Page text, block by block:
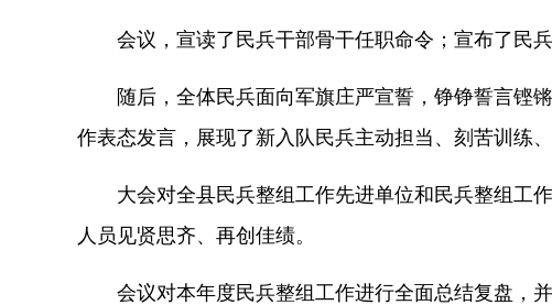
会议 ，宣读了 民兵干部骨干任职命令；宣布了 民
随后，全体民兵面向军旗庄严宣誓，铮铮誓言铿
作表态发言，展现了新入队民兵主动担当、刻苦训练
大会对全县民兵整组工作先进单位和民兵整组工
人员见贤思齐、再创佳绩。
会议对本年度民兵整组工作进行全面总结复盘，